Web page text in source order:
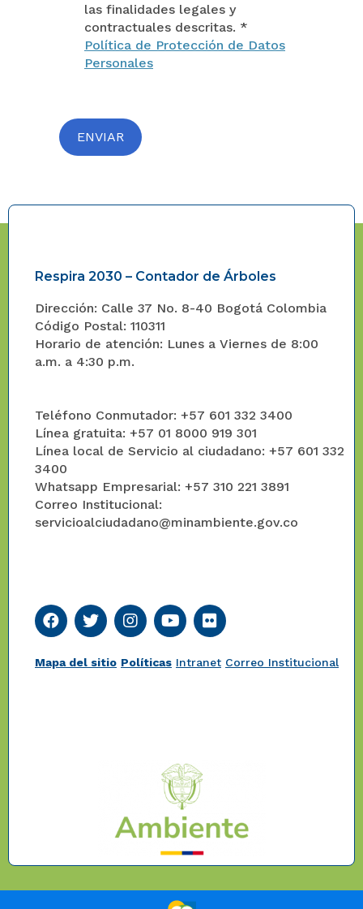
las finalidades legales y
contractuales descritas. *
Política de Protección de Datos
Personales
Respira 2030 – Contador de Árboles
Dirección: Calle 37 No. 8-40 Bogotá Colombia
Código Postal: 110311
Horario de atención: Lunes a Viernes de 8:00
a.m. a 4:30 p.m.
Teléfono Conmutador: +57 601 332 3400
Línea gratuita: +57 01 8000 919 301
Línea local de Servicio al ciudadano: +57 601 332
3400
Whatsapp Empresarial: +57 310 221 3891
Correo Institucional:
servicioalciudadano@minambiente.gov.co
Mapa del sitio Políticas Intranet Correo Institucional